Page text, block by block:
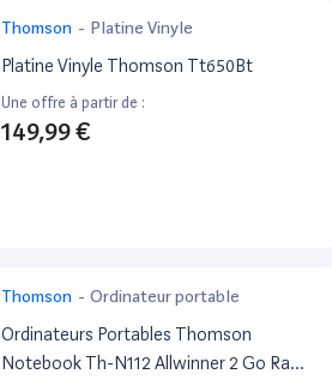
Thomson - Platine Vinyle
Platine Vinyle Thomson Tt650Bt
Une offre à partir de :
149,99 €
Thomson - Ordinateur portable
Ordinateurs Portables Thomson
Notebook Th-N112 Allwinner 2 Go Ram